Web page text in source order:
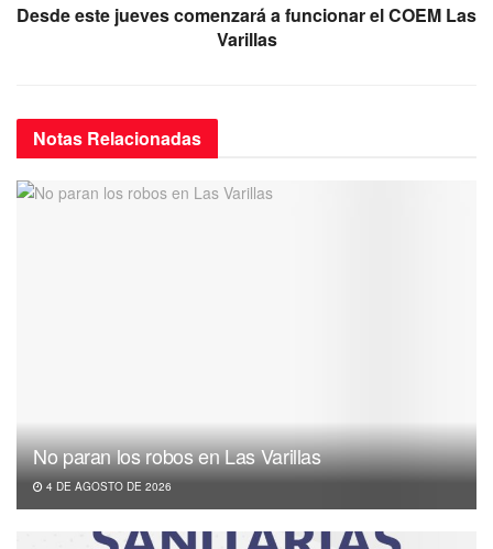
Desde este jueves comenzará a funcionar el COEM Las
Varillas
Notas Relacionadas
No paran los robos en Las Varillas
4 DE AGOSTO DE 2026